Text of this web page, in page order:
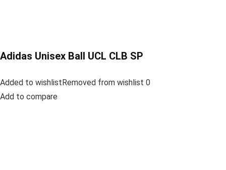
Adidas Unisex Ball UCL CLB SP
Added to wishlistRemoved from wishlist 0
Add to compare